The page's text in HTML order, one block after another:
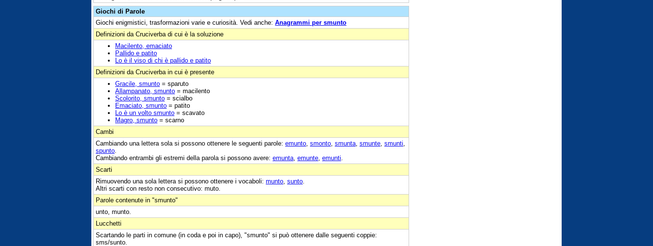
Giochi di Parole
Giochi enigmistici, trasformazioni varie e curiosità. Vedi anche: Anagrammi per smunto
Definizioni da Cruciverba di cui è la soluzione
Macilento, emaciato
Pallido e patito
Lo è il viso di chi è pallido e patito
Definizioni da Cruciverba in cui è presente
Gracile, smunto = sparuto
Allampanato, smunto = macilento
Scolorito, smunto = scialbo
Emaciato, smunto = patito
Lo è un volto smunto = scavato
Magro, smunto = scarno
Cambi
Cambiando una lettera sola si possono ottenere le seguenti parole: emunto smonto smunta smunte smunti
spunto
Cambiando entrambi gli estremi della parola si possono avere: emunta emunte emunti
Scarti
Rimuovendo una sola lettera si possono ottenere i vocaboli: munto sunto
Altri scarti con resto non consecutivo: muto.
Parole contenute in "smunto"
unto, munto.
Lucchetti
Scartando le parti in comune (in coda e poi in capo), "smunto" si può ottenere dalle seguenti coppie:
sms/sunto.